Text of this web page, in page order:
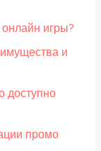
игры?
и
доступно
промо